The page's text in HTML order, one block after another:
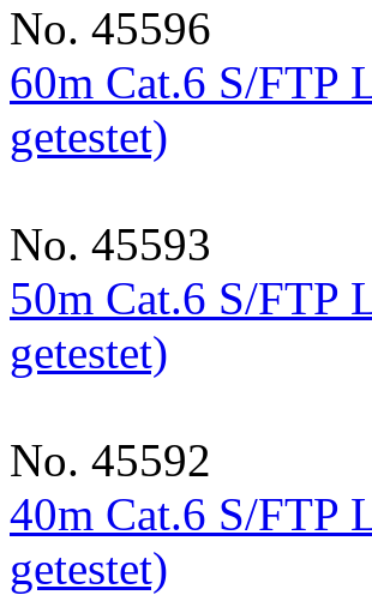
No. 45596
60m Cat.6 S/FTP
getestet)
No. 45593
50m Cat.6 S/FTP
getestet)
No. 45592
40m Cat.6 S/FTP
getestet)